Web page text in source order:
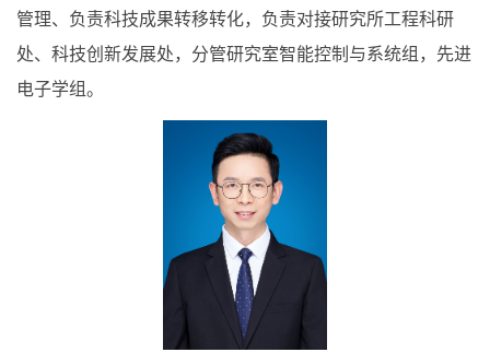
管理、负责科技成果转移转化，负责对接研究所工程科研
处、科技创新发展处，分管研究室智能控制与系统组，先进
电子学组。